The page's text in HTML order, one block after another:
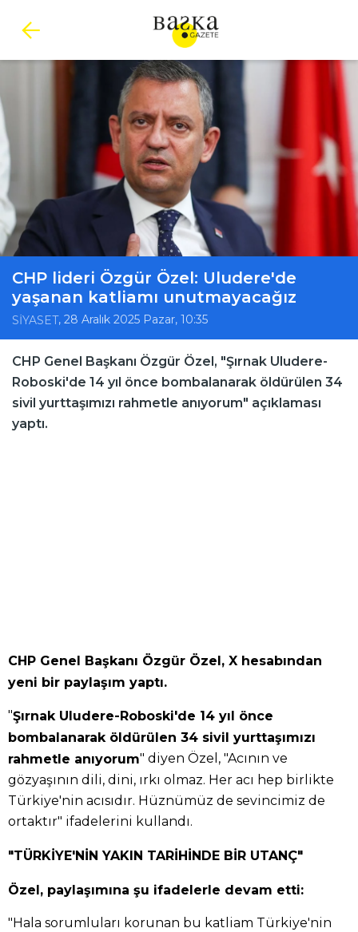
CHP lideri Özgür Özel: Uludere'de
yaşanan katliamı unutmayacağız
SİYASET, 28 Aralık 2025 Pazar, 10:35
CHP Genel Başkanı Özgür Özel, "Şırnak Uludere-
Roboski'de 14 yıl önce bombalanarak öldürülen 34
sivil yurttaşımızı rahmetle anıyorum" açıklaması
yaptı.
CHP Genel Başkanı Özgür Özel, X hesabından
yeni bir paylaşım yaptı.
"Şırnak Uludere-Roboski'de 14 yıl önce
bombalanarak öldürülen 34 sivil yurttaşımızı
rahmetle anıyorum" diyen Özel, "Acının ve
gözyaşının dili, dini, ırkı olmaz. Her acı hep birlikte
Türkiye'nin acısıdır. Hüznümüz de sevincimiz de
ortaktır" ifadelerini kullandı.
"TÜRKİYE'NİN YAKIN TARİHİNDE BİR UTANÇ"
Özel, paylaşımına şu ifadelerle devam etti:
"Hala sorumluları korunan bu katliam Türkiye'nin